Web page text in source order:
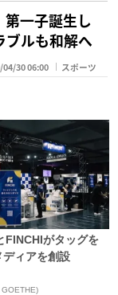
一子誕生し
ブルも和解へ
04/30 06:00 スポーツ
FINCHIがタッグを
ディアを創設
GOETHE)